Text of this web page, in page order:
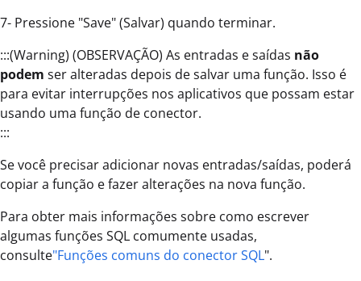
7- Pressione "Save" (Salvar) quando terminar.
:::(Warning) (OBSERVAÇÃO) As entradas e saídas não
podem ser alteradas depois de salvar uma função. Isso é
para evitar interrupções nos aplicativos que possam estar
usando uma função de conector.
:::
Se você precisar adicionar novas entradas/saídas, poderá
copiar a função e fazer alterações na nova função.
Para obter mais informações sobre como escrever
algumas funções SQL comumente usadas,
consulte"Funções comuns do conector SQL".